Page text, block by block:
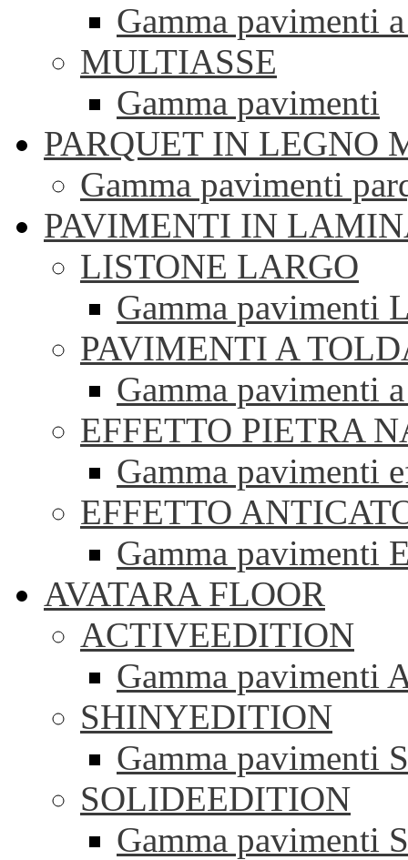
Gamma pavimenti
MULTIASSE
Gamma pavimenti
PARQUET IN LEGNO
Gamma pavimenti
PAVIMENTI IN
LISTONE LARGO
Gamma pavimenti
PAVIMENTI A
Gamma pavimenti
EFFETTO PIETRA
Gamma pavimenti
EFFETTO
Gamma pavimenti
AVATARA FLOOR
ACTIVEEDITION
Gamma pavimenti
SHINYEDITION
Gamma pavimenti
SOLIDEEDITION
Gamma pavimenti